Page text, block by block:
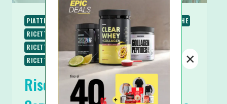
PIATTI UNICI RICETTE
RICETTE PROTEICHE
RICETTE SALATE
RICETTE SENZA BURRO
RICETTE SENZA GLUTINE
RICETTE SENZA LATTOSIO
RICETTE SENZA UOVA
Risotto Cremoso Fagioli e
×